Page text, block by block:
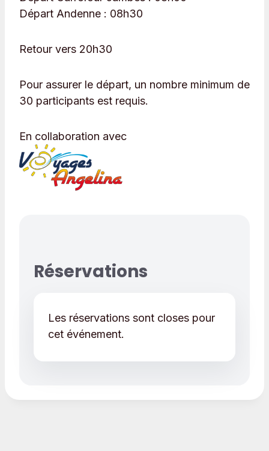
Départ Andenne : 08h30
Retour vers 20h30
Pour assurer le départ, un nombre minimum de
30 participants est requis.
En collaboration avec
Réservations
Les réservations sont closes pour
cet événement.